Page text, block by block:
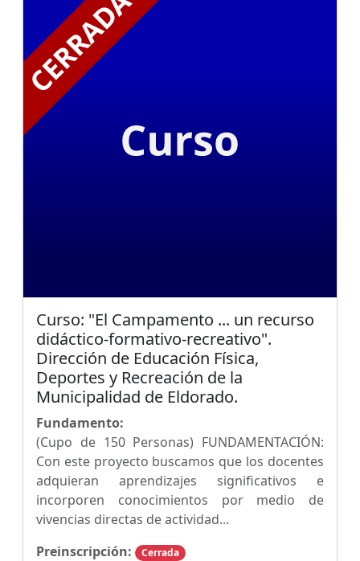
Curso: "El Campamento ... un recurso
didáctico-formativo-recreativo".
Dirección de Educación Física,
Deportes y Recreación de la
Municipalidad de Eldorado.
Fundamento:
(Cupo de 150 Personas) FUNDAMENTACIÓN:
Con este proyecto buscamos que los docentes
adquieran aprendizajes significativos e
incorporen conocimientos por medio de
vivencias directas de actividad...
Preinscripción:
Cerrada